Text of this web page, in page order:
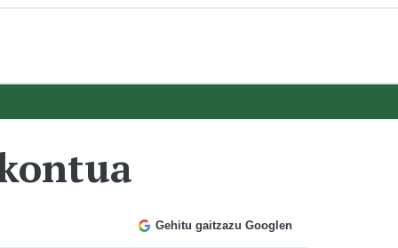
Gehitu gaitzazu Googlen